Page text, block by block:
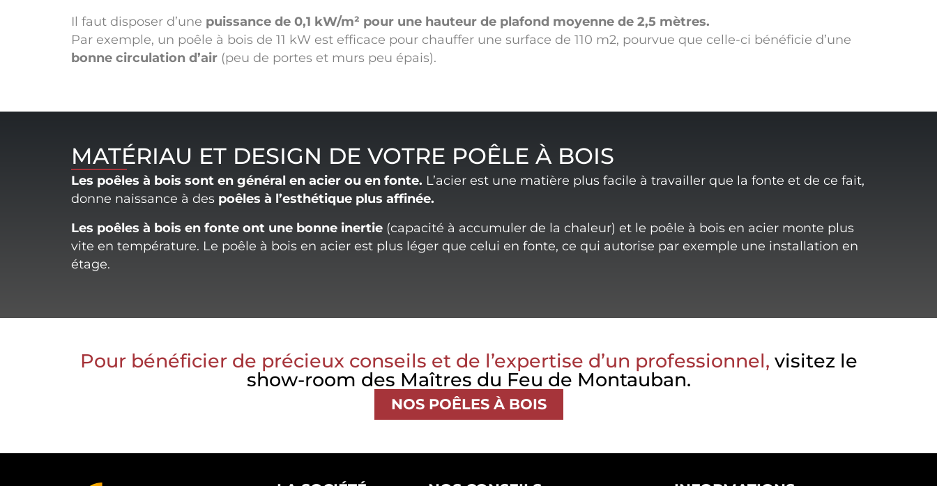
Il faut disposer d’une puissance de 0,1 kW/m² pour une hauteur de plafond moyenne de 2,5 mètres.
Par exemple, un poêle à bois de 11 kW est efficace pour chauffer une surface de 110 m2, pourvue que celle-ci bénéficie d’une
bonne circulation d’air (peu de portes et murs peu épais).
MATÉRIAU ET DESIGN DE VOTRE POÊLE À BOIS
Les poêles à bois sont en général en acier ou en fonte. L’acier est une matière plus facile à travailler que la fonte et de ce fait,
donne naissance à des poêles à l’esthétique plus affinée.
Les poêles à bois en fonte ont une bonne inertie (capacité à accumuler de la chaleur) et le poêle à bois en acier monte plus
vite en température. Le poêle à bois en acier est plus léger que celui en fonte, ce qui autorise par exemple une installation en
étage.
Pour bénéficier de précieux conseils et de l’expertise d’un professionnel, visitez le
show-room des Maîtres du Feu de Montauban.
NOS POÊLES À BOIS